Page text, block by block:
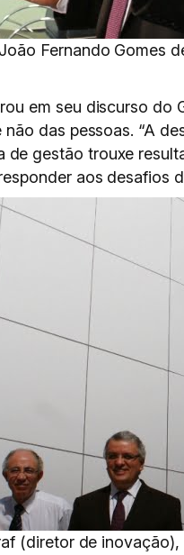
Fernando Gomes
em seu discurso
das pessoas. “A
de gestão trouxe
aos desafios
(diretor de